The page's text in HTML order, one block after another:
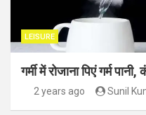
LEISURE
गर्मी में रोजाना पिएं गर्म
2 years ago Sunil